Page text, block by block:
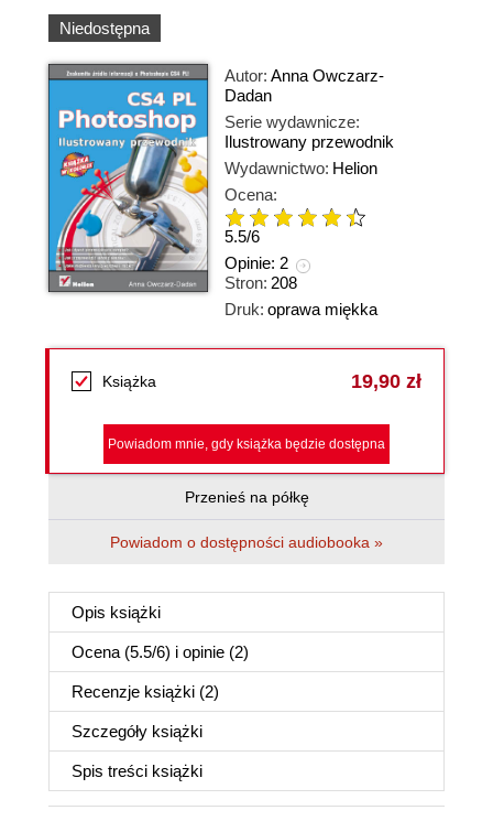
Niedostępna
Autor: Anna Owczarz-
Dadan
Serie wydawnicze:
Ilustrowany przewodnik
Wydawnictwo: Helion
Ocena:
5.5/6
Opinie: 2
Stron: 208
Druk: oprawa miękka
Książka 19,90 zł
Powiadom mnie, gdy książka będzie dostępna
Przenieś na półkę
Powiadom o dostępności audiobooka »
Opis książki
Ocena (5.5/6) i opinie (2)
Recenzje książki (2)
Szczegóły książki
Spis treści książki